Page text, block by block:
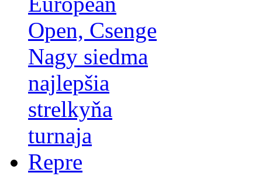
Open, Csenge
Nagy siedma
najlepšia
strelkyňa
turnaja
Repre